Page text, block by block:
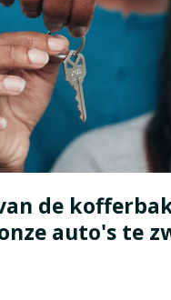
de
auto's te